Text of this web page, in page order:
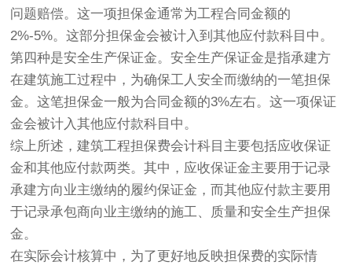
问题赔偿。这一项担保金通常为工程合同金额的
2%-5%。这部分担保金会被计入到其他应付款科目中。
第四种是安全生产保证金。安全生产保证金是指承建方
在建筑施工过程中，为确保工人安全而缴纳的一笔担保
金。这笔担保金一般为合同金额的3%左右。这一项保证
金会被计入其他应付款科目中。
综上所述，建筑工程担保费会计科目主要包括应收保证
金和其他应付款两类。其中，应收保证金主要用于记录
承建方向业主缴纳的履约保证金，而其他应付款主要用
于记录承包商向业主缴纳的施工、质量和安全生产担保
金。
在实际会计核算中，为了更好地反映担保费的实际情